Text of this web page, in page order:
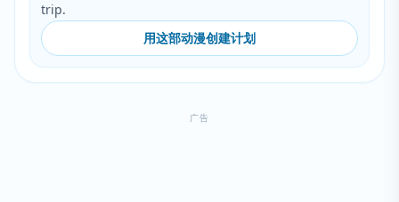
trip.
用这部动漫创建计划
广告